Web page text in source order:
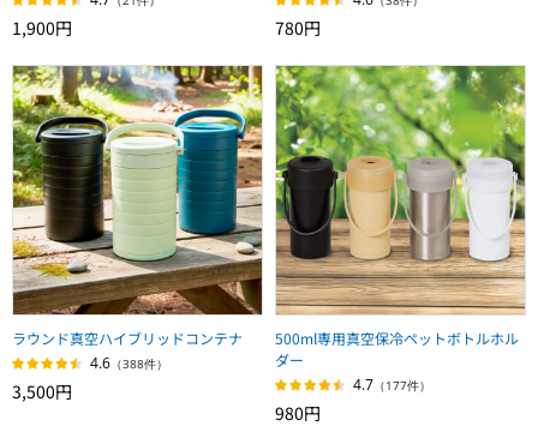
1,900円 780円
ラウンド真空ハイブリッドコンテナ
4.6 （388件）
3,500円
500ml専用真空保冷ペットボトルホル
ダー
4.7 （177件）
980円